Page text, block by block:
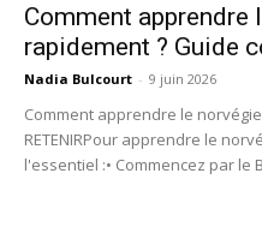
Comment apprendre
rapidement ? Guide
Nadia Bulcourt - 9 juin 2026
Comment apprendre le
RETENIRPour apprendre le
l'essentiel :• Commencez par le